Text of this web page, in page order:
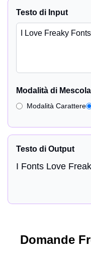
Testo di Input
Modalità di
Modalità Carattere
Testo di Output
I Fonts Love
Domande